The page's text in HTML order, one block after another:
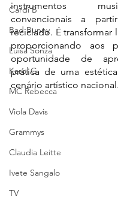
Cardi B
Bad Bunny
Luísa Sonza
Karol G
MC Rebecca
Viola Davis
Grammys
Claudia Leitte
Ivete Sangalo
TV
instrumentos
convencionais a
reciclado. É transformar
proporcionando aos
oportunidade de
prática de uma
cenário artístico nacional.